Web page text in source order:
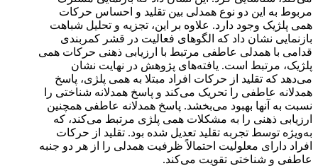
مربوط به این دو نوع همدلی بین تقلید و احساس حرکات
همی پلژیک وجود دارد. علاوه بر این، تجزیه و تحلیل شباهت
بازنمایی نشان داد که الگوهای فعالیت در قشر کمربندی
قدامی با همدلی عاطفی مرتبط با ارزیابی ذهنی حرکات همی
پلژیک، مرتبط است. یافته‌های پژوهش در نهایت نشان
می‌دهد که تقلید از حرکات افراد مبتلا به همی پلژی، پاسخ
همدلانه عاطفی را تحریک می‌کند و پاسخ همدلانه شناختی را
نسبت به آنها بهبود می‌بخشد. پاسخ همدلانه عاطفی همچنین
ارزیابی ذهنی را به مشکلات همی پلژی مرتبط می‌کند، که
به‌ویژه توسط تجربه تقلید تعدیل شده بود. تقلید از حرکات
افراد دارای معلولیت احتمالاً ظرفیت همدلی را از هر دو جنبه
عاطفی و شناختی تقویت می‌کند.